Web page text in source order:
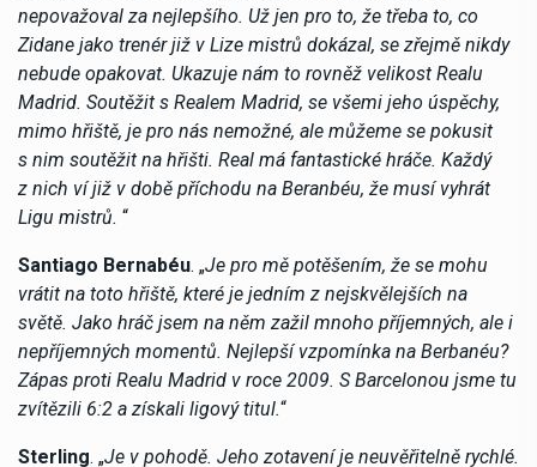
nepovažoval za nejlepšího. Už jen pro to, že třeba to, co
Zidane jako trenér již v Lize mistrů dokázal, se zřejmě nikdy
nebude opakovat. Ukazuje nám to rovněž velikost Realu
Madrid. Soutěžit s Realem Madrid, se všemi jeho úspěchy,
mimo hřiště, je pro nás nemožné, ale můžeme se pokusit
s nim soutěžit na hřišti. Real má fantastické hráče. Každý
z nich ví již v době příchodu na Beranbéu, že musí vyhrát
Ligu mistrů. “
Santiago Bernabéu. „Je pro mě potěšením, že se mohu
vrátit na toto hřiště, které je jedním z nejskvělejších na
světě. Jako hráč jsem na něm zažil mnoho příjemných, ale i
nepříjemných momentů. Nejlepší vzpomínka na Berbanéu?
Zápas proti Realu Madrid v roce 2009. S Barcelonou jsme tu
zvítězili 6:2 a získali ligový titul.“
Sterling. „Je v pohodě. Jeho zotavení je neuvěřitelně rychlé.